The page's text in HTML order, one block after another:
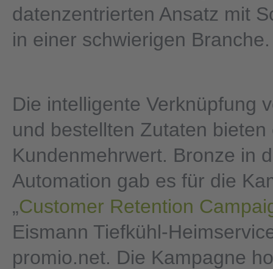
datenzentrierten Ansatz mit
in einer schwierigen Branche.
Die intelligente Verknüpfung
und bestellten Zutaten
Kundenmehrwert. Bronze in
Automation gab es für die
„Customer Retention
Eismann Tiefkühl-
promio.net. Die Kampagne